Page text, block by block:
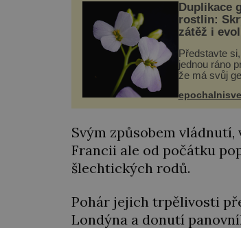
Duplikace
rostlin:
zátěž i
Představte
jednou ráno
že má svůj
občas v
nového
Svým způsobem
Francii ale od počátku
šlechtických rodů.
Pohár jejich trpělivosti
Londýna a donutí